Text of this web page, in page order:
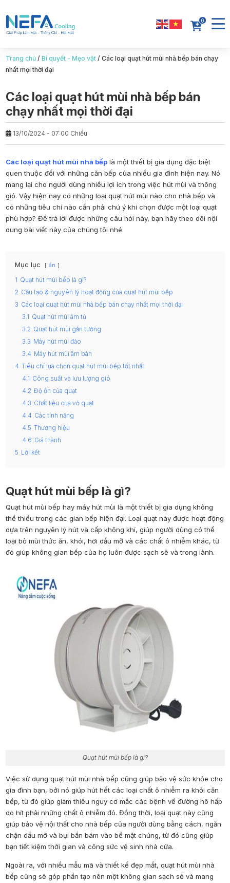
0
Trang chủ/ Bí quyết - Mẹo vặt/ Các loại quạt hút mùi nhà bếp bán chạy
nhất mọi thời đại
Các loại quạt hút mùi nhà bếp bán
chạy nhất mọi thời đại
13/10/2024 - 07:00 Chiều
Các loại quạt hút mùi nhà bếplà một thiết bị gia dụng đặc biệt
quen thuộc đối với những căn bếp của nhiều gia đình hiện nay. Nó
mang lại cho người dùng nhiều lợi ích trong việc hút mùi và thông
gió. Vậy hiện nay có những loại quạt hút mùi nào cho nhà bếp và
có những tiêu chí nào cần phải chú ý khi chọn được một loại quạt
phù hợp? Để trả lời được những câu hỏi này, bạn hãy theo dõi nội
dung bài viết này của chúng tôi nhé.
Mục lục ẩn
1 Quạt hút mùi bếp là gì?
2 Cấu tạo & nguyên lý hoạt động của quạt hút mùi bếp
3 Các loại quạt hút mùi nhà bếp bán chạy nhất mọi thời đại
3.1 Quạt hút mùi âm tủ
3.2 Quạt hút mùi gắn tường
3.3 Máy hút mùi đảo
3.4 Máy hút mùi âm bàn
4 Tiêu chí lựa chọn quạt hút mùi bếp tốt nhất
4.1 Công suất và lưu lượng gió
4.2 Độ ồn của quạt
4.3 Chất liệu của vỏ quạt
4.4 Các tính năng
4.5 Thương hiệu
4.6 Giá thành
5 Lời kết
Quạt hút mùi bếp là gì?
Quạt hút mùi bếp hay máy hút mùi là một thiết bị gia dụng không
thể thiếu trong các gian bếp hiện đại. Loại quạt này được hoạt động
dựa trên nguyên lý hút và cấp không khí, giúp người dùng có thể
loại bỏ mùi thức ăn, khói, hơi dầu mỡ và các chất ô nhiễm khác, từ
đó giúp không gian bếp của họ luôn được sạch sẽ và trong lành.
Quạt hút mùi bếp là gì?
Việc sử dụng quạt hút mùi nhà bếp cũng giúp bảo vệ sức khỏe cho
gia đình bạn, bởi nó giúp hút hết các loại chất ô nhiễm ra khỏi căn
bếp, từ đó giúp giảm thiểu nguy cơ mắc các bệnh về đường hô hấp
do hít phải những chất ô nhiễm đó. Đồng thời, loại quạt này cũng
giúp bảo vệ nội thất cho nhà bếp của người dùng bằng cách, ngăn
chặn dầu mỡ và bụi bẩn bám vào bề mặt chúng, từ đó cũng giúp
bạn tiết kiệm thời gian và công sức vệ sinh nhà cửa.
Ngoài ra, với nhiều mẫu mã và thiết kế đẹp mắt, quạt hút mùi nhà
bếp cũng sẽ góp phần tạo nên một không gian sạch sẽ và mang